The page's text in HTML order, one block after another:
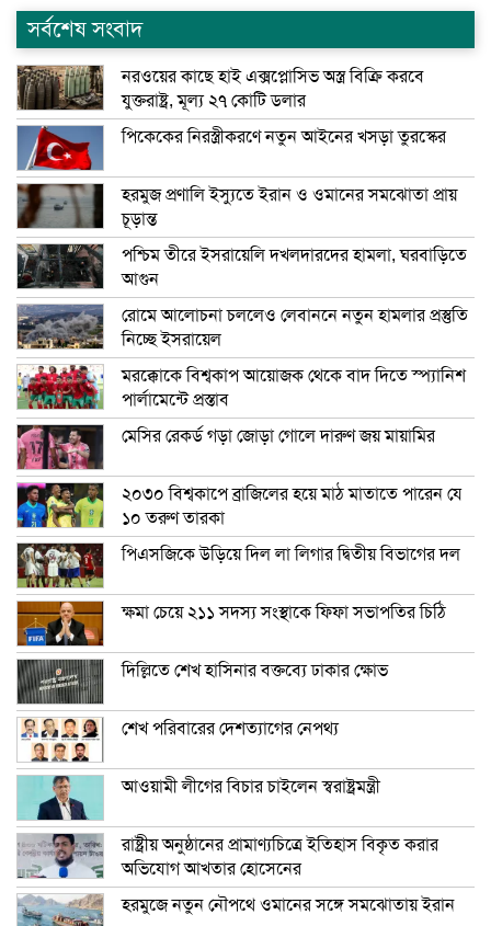
সর্বশেষ সংবাদ
নরওয়ের কাছে হাই এক্সপ্লোসিভ অস্ত্র বিক্রি করবে
যুক্তরাষ্ট্র, মূল্য ২৭ কোটি ডলার
পিকেকের নিরস্ত্রীকরণে নতুন আইনের খসড়া তুরস্কের
হরমুজ প্রণালি ইস্যুতে ইরান ও ওমানের সমঝোতা প্রায়
চূড়ান্ত
পশ্চিম তীরে ইসরায়েলি দখলদারদের হামলা, ঘরবাড়িতে
আগুন
রোমে আলোচনা চললেও লেবাননে নতুন হামলার প্রস্তুতি
নিচ্ছে ইসরায়েল
মরক্কোকে বিশ্বকাপ আয়োজক থেকে বাদ দিতে স্প্যানিশ
পার্লামেন্টে প্রস্তাব
মেসির রেকর্ড গড়া জোড়া গোলে দারুণ জয় মায়ামির
২০৩০ বিশ্বকাপে ব্রাজিলের হয়ে মাঠ মাতাতে পারেন যে
১০ তরুণ তারকা
পিএসজিকে উড়িয়ে দিল লা লিগার দ্বিতীয় বিভাগের দল
ক্ষমা চেয়ে ২১১ সদস্য সংস্থাকে ফিফা সভাপতির চিঠি
দিল্লিতে শেখ হাসিনার বক্তব্যে ঢাকার ক্ষোভ
শেখ পরিবারের দেশত্যাগের নেপথ্য
আওয়ামী লীগের বিচার চাইলেন স্বরাষ্ট্রমন্ত্রী
রাষ্ট্রীয় অনুষ্ঠানের প্রামাণ্যচিত্রে ইতিহাস বিকৃত করার
অভিযোগ আখতার হোসেনের
হরমুজে নতুন নৌপথে ওমানের সঙ্গে সমঝোতায় ইরান